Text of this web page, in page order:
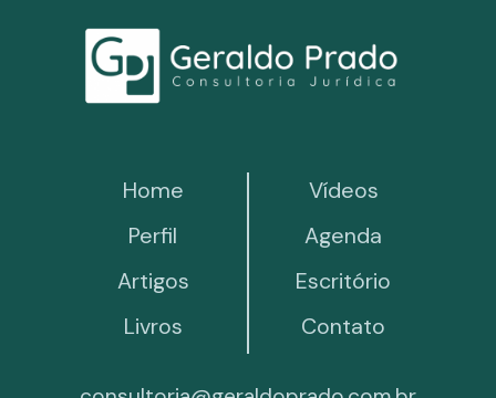
Home
Perfil
Artigos
Livros
Vídeos
Agenda
Escritório
Contato